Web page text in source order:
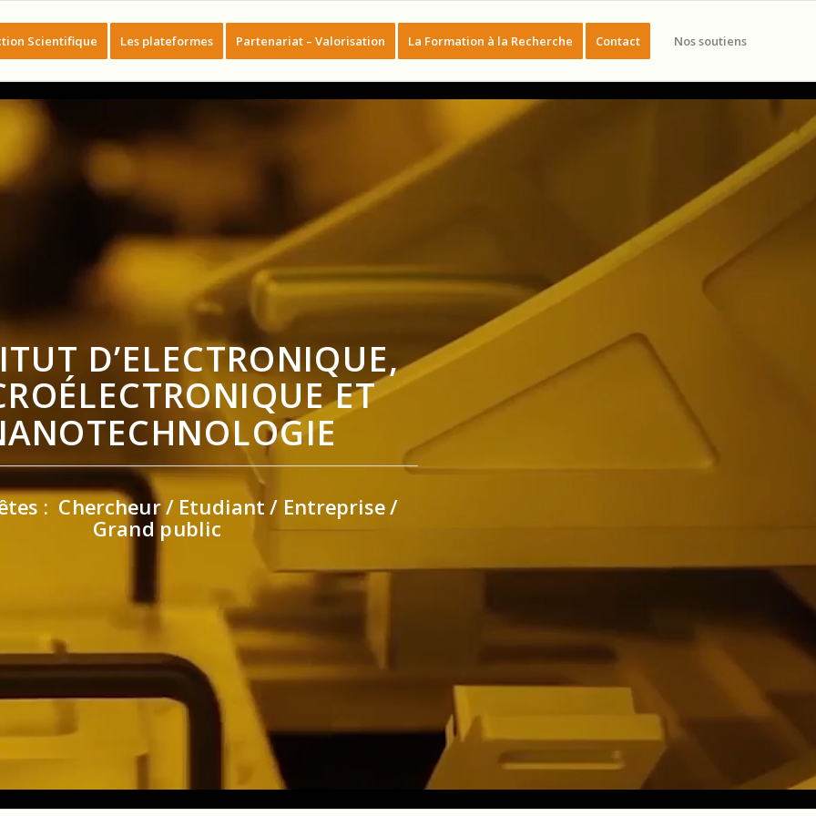
Scientifique Les plateformes Partenariat – Valorisation La Formation à la Recherche Contact Nos soutiens
D’ELECTRONIQUE,
ET
: Chercheur/ Etudiant / Entreprise/
Grand public